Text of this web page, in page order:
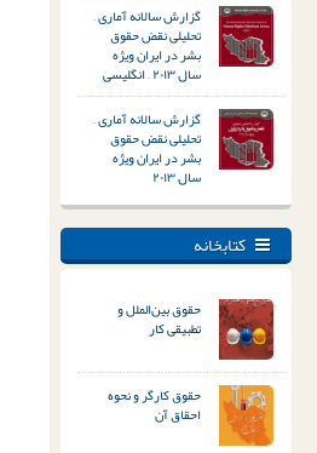
گزارش سالانه آماری –
تحلیلی نقض حقوق
بشر در ایران ویژه
سال ۲۰۱۳ – انگلیسی
گزارش سالانه آماری –
تحلیلی نقض حقوق
بشر در ایران ویژه
سال ۲۰۱۳
کتابخانه
حقوق بین‌الملل و
تطبیقی کار
حقوق کارگر و نحوه
احقاق آن